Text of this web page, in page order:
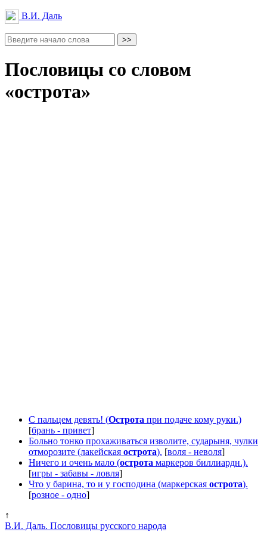
В.И. Даль
Пословицы со словом
«острота»
С пальцем девять! (Острота при подаче кому руки.)
[брань - привет]
Больно тонко прохаживаться изволите, сударыня, чулки
отморозите (лакейская острота). [воля - неволя]
Ничего и очень мало (острота маркеров биллиардн.).
[игры - забавы - ловля]
Что у барина, то и у господина (маркерская острота).
[розное - одно]
↑
В.И. Даль. Пословицы русского народа